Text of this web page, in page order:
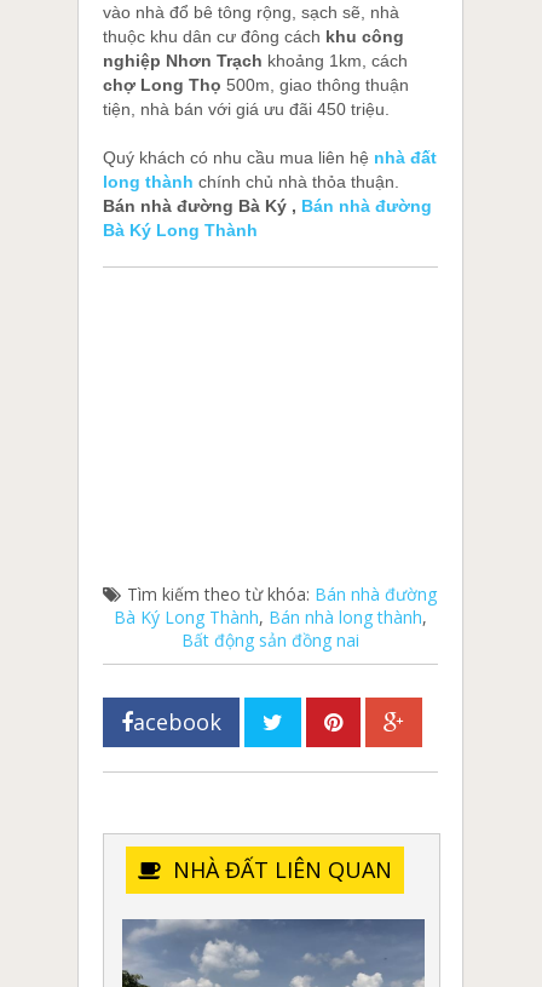
vào nhà đổ bê tông rộng, sạch sẽ, nhà
thuộc khu dân cư đông cách khu công
nghiệp Nhơn Trạch khoảng 1km, cách
chợ Long Thọ 500m, giao thông thuận
tiện, nhà bán với giá ưu đãi 450 triệu.
Quý khách có nhu cầu mua liên hệ nhà đất
long thành chính chủ nhà thỏa thuận.
Bán nhà đường Bà Ký , Bán nhà đường
Bà Ký Long Thành
Tìm kiếm theo từ khóa: Bán nhà đường
Bà Ký Long Thành, Bán nhà long thành,
Bất động sản đồng nai
acebook
NHÀ ĐẤT LIÊN QUAN